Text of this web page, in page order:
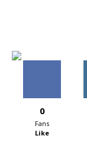
0
Fans
Like